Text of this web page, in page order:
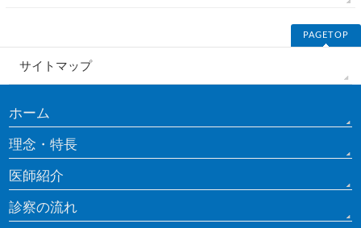
PAGETOP
サイトマップ
ホーム
理念・特長
医師紹介
診察の流れ